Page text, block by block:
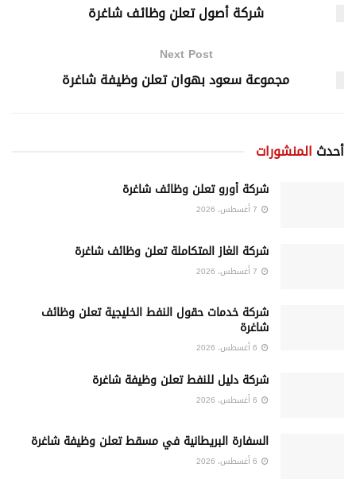
شركة أصول تعلن وظائف شاغرة
Next Post
مجموعة سعود بهوان تعلن وظيفة شاغرة
أحدث المنشورات
شركة أورو تعلن وظائف شاغرة
شركة الغاز المتكاملة تعلن وظائف شاغرة
شركة خدمات حقول النفط الخليجية تعلن وظائف
شاغرة
شركة دليل للنفط تعلن وظيفة شاغرة
السفارة البريطانية في مسقط تعلن وظيفة شاغرة